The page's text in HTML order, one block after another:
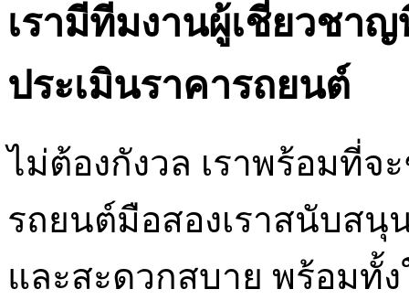
เรามีทีมงานผู้เชี่ยวชา
ประเมินราคารถยนต์
ไม่ต้องกังวล เราพร้อมที่
รถยนต์มือสองเราสนับสนุ
และสะดวกสบาย พร้อมทั้